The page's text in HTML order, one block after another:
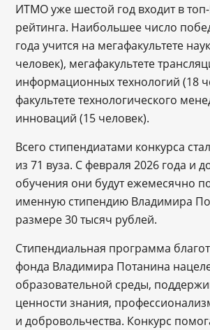
ИТМО уже шестой год входит в
рейтинга. Наибольшее число
года учится на мегафакультете
человек), мегафакультете
информационных технологий (18
факультете технологического
инноваций (15 человек).
Всего стипендиатами конкурса
из 71 вуза. С февраля 2026 года и
обучения они будут ежемесячно
именную стипендию Владимира
размере 30 тысяч рублей.
Стипендиальная программа
фонда Владимира Потанина
образовательной среды,
ценности знания,
и добровольчества. Конкурс